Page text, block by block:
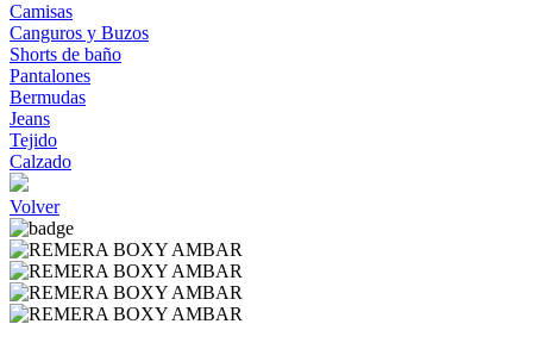
Camisas
Canguros y Buzos
Shorts de baño
Pantalones
Bermudas
Jeans
Tejido
Calzado
Volver